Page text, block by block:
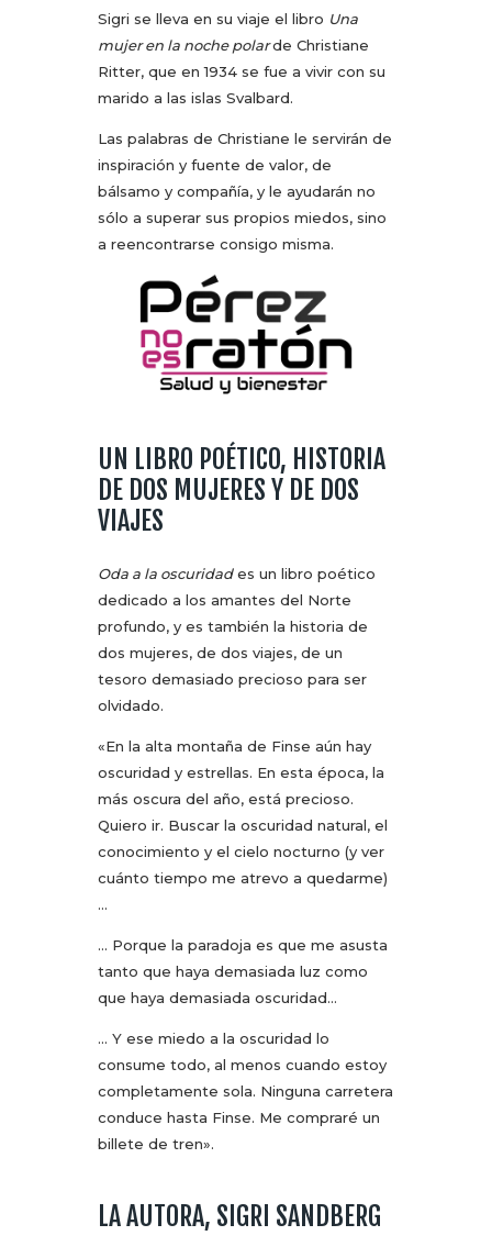
Sigri se lleva en su viaje el libro Una
mujer en la noche polarde Christiane
Ritter, que en 1934 se fue a vivir con su
marido a las islas Svalbard.
Las palabras de Christiane le servirán de
inspiración y fuente de valor, de
bálsamo y compañía, y le ayudarán no
sólo a superar sus propios miedos, sino
a reencontrarse consigo misma.
UN LIBRO POÉTICO, HISTORIA
DE DOS MUJERES Y DE DOS
VIAJES
Oda a la oscuridades un libro poético
dedicado a los amantes del Norte
profundo, y es también la historia de
dos mujeres, de dos viajes, de un
tesoro demasiado precioso para ser
olvidado.
«En la alta montaña de Finse aún hay
oscuridad y estrellas. En esta época, la
más oscura del año, está precioso.
Quiero ir. Buscar la oscuridad natural, el
conocimiento y el cielo nocturno (y ver
cuánto tiempo me atrevo a quedarme)
…
… Porque la paradoja es que me asusta
tanto que haya demasiada luz como
que haya demasiada oscuridad…
… Y ese miedo a la oscuridad lo
consume todo, al menos cuando estoy
completamente sola. Ninguna carretera
conduce hasta Finse. Me compraré un
billete de tren».
LA AUTORA, SIGRI SANDBERG